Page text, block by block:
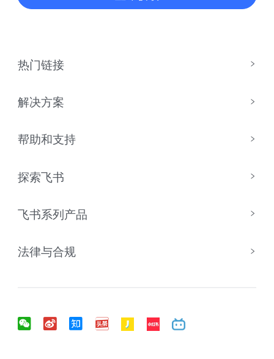
热门链接
解决方案
帮助和支持
探索飞书
飞书系列产品
法律与合规